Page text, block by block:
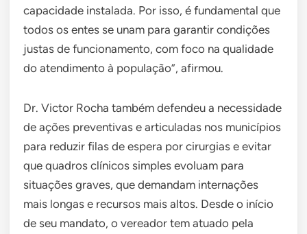
capacidade instalada. Por isso, é fundamental que
todos os entes se unam para garantir condições
justas de funcionamento, com foco na qualidade
do atendimento à população”, afirmou.
Dr. Victor Rocha também defendeu a necessidade
de ações preventivas e articuladas nos municípios
para reduzir filas de espera por cirurgias e evitar
que quadros clínicos simples evoluam para
situações graves, que demandam internações
mais longas e recursos mais altos. Desde o início
de seu mandato, o vereador tem atuado pela